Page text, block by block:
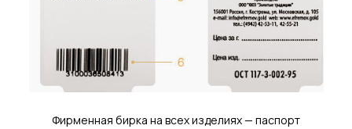
Фирменная бирка на всех изделиях — паспорт